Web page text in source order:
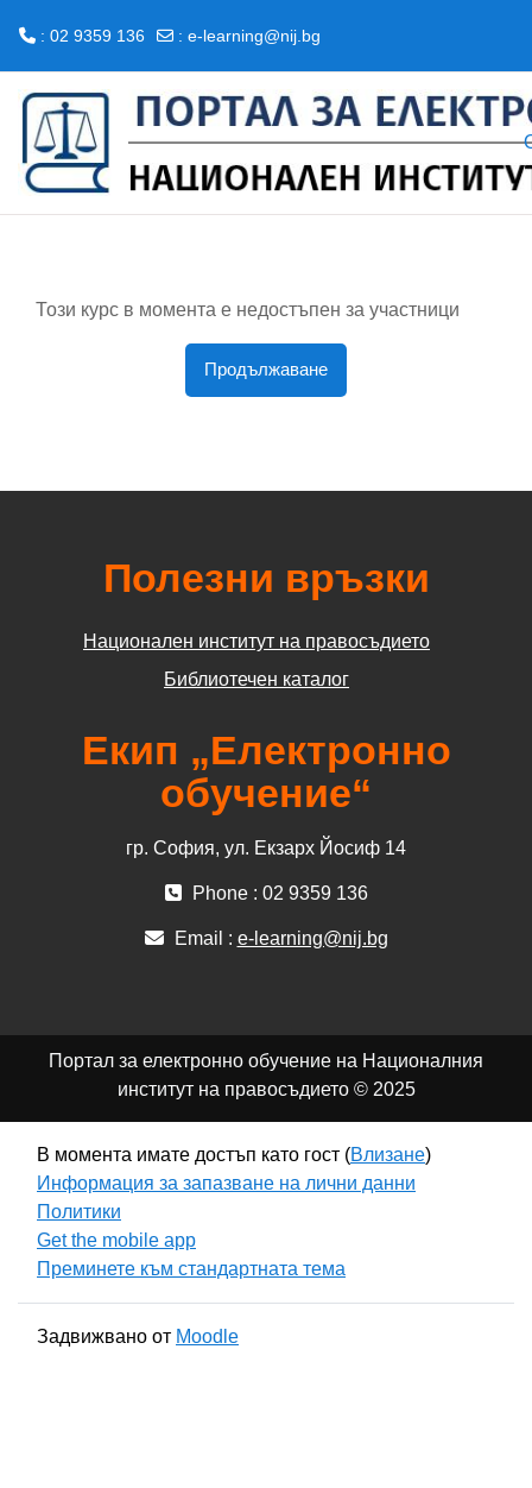
: 02 9359 136 : e-learning@nij.bg
Този курс в момента е недостъпен за участници
Продължаване
Полезни връзки
Национален институт на правосъдието
Библиотечен каталог
Екип „Електронно
обучение“
гр. София, ул. Екзарх Йосиф 14
Phone : 02 9359 136
Email : e-learning@nij.bg
Портал за електронно обучение на Националния
институт на правосъдието © 2025
В момента имате достъп като гост (Влизане)
Информация за запазване на лични данни
Политики
Get the mobile app
Преминете към стандартната тема
Задвижвано от Moodle